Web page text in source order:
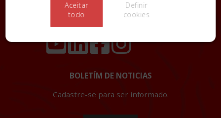
Urkizuaran, 10 - Apdo. 1
Elorrio (Espanha)
BOLETÍM DE NOTICIAS
Cadastre-se para ser informado.
Aceitar
todo
Definir
cookies